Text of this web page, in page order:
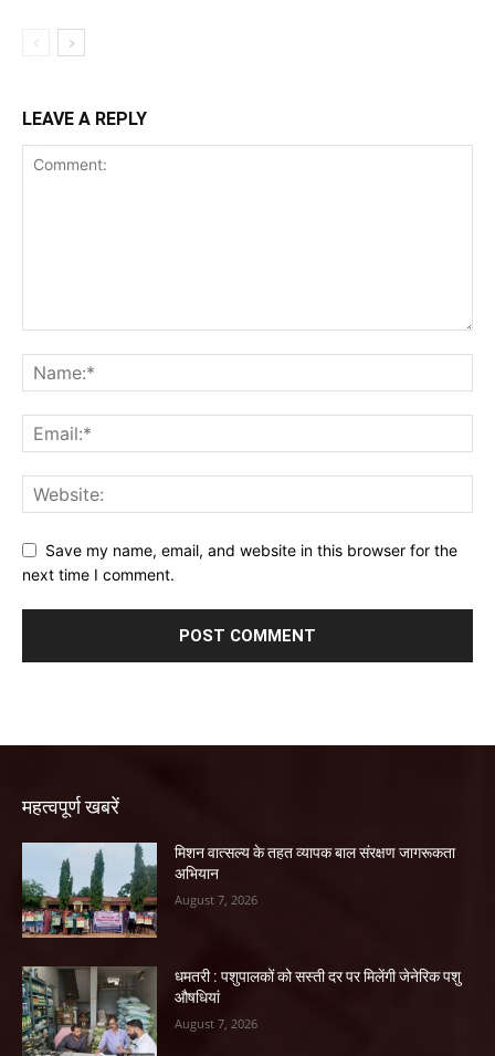
LEAVE A REPLY
Save my name, email, and website in this browser for the
next time I comment.
महत्वपूर्ण खबरें
मिशन वात्सल्य के तहत व्यापक बाल संरक्षण जागरूकता
अभियान
August 7, 2026
धमतरी : पशुपालकों को सस्ती दर पर मिलेंगी जेनेरिक पशु
औषधियां
August 7, 2026